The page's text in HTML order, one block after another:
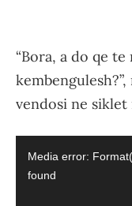
“Bora, a do qe te
vendosi ne
Player
Media error:
found